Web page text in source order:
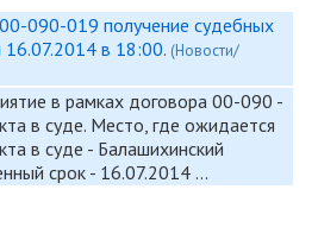
090-019 получение судебных
16.07.2014 в 18:00. (Новости/
в рамках договора 00-090 -
в суде. Место, где ожидается
в суде - Балашихинский
срок - 16.07.2014 …